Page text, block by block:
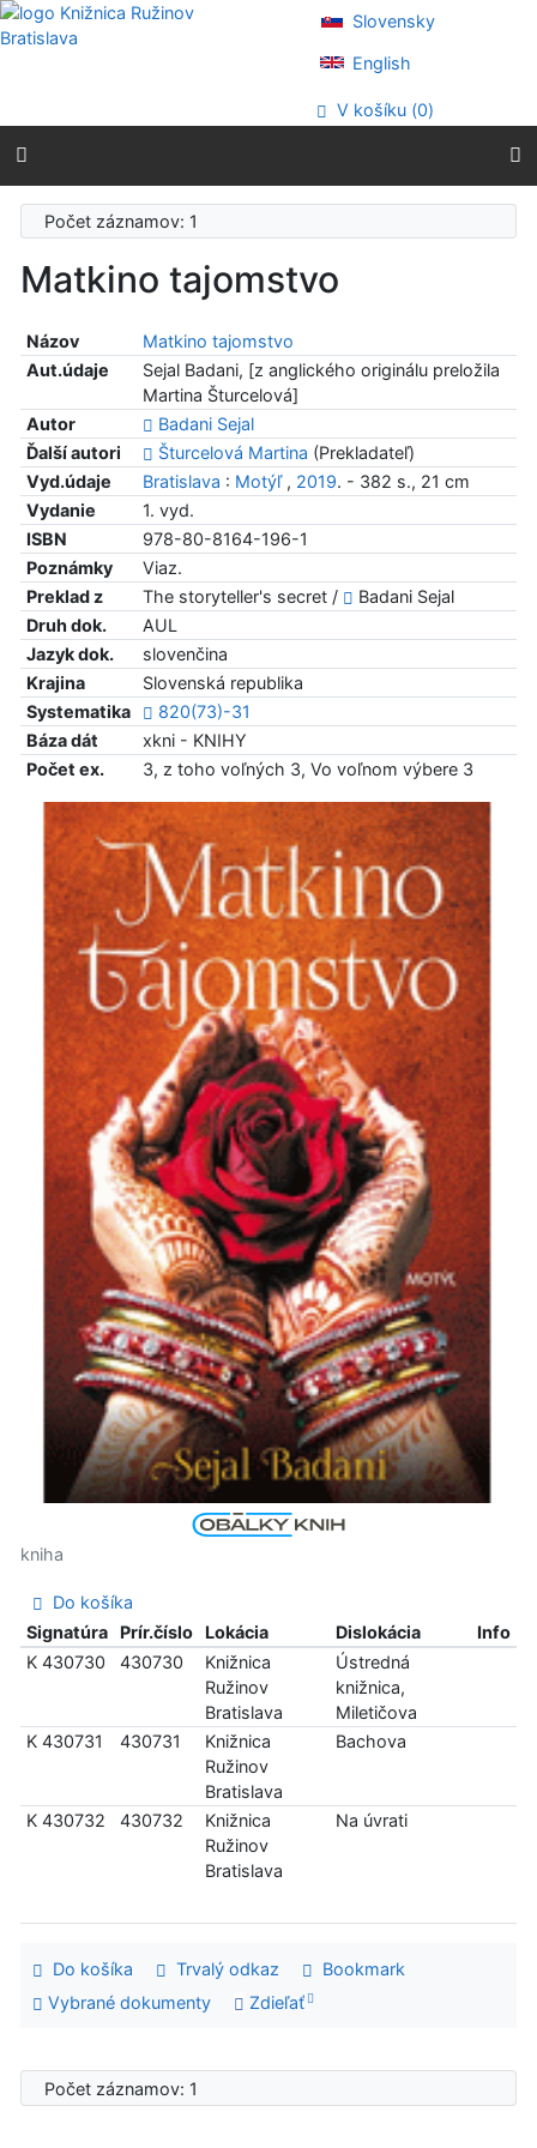
Prejsť na obsah
Prejsť na menu
Prehlásenie o webovej prístupnosti
Slovensky
English
V košíku (0)
Počet záznamov: 1
Matkino tajomstvo
Názov
Matkino tajomstvo
Aut.údaje
Sejal Badani, [z anglického originálu preložila
Martina Šturcelová]
Autor
Badani Sejal
Ďalší autori
Šturcelová Martina (Prekladateľ)
Vyd.údaje
Bratislava : Motýľ, 2019. - 382 s., 21 cm
Vydanie
1. vyd.
ISBN
978-80-8164-196-1
Poznámky
Viaz.
Preklad z
The storyteller's secret /
Badani Sejal
Druh dok.
AUL
Jazyk dok.
slovenčina
Krajina
Slovenská republika
Systematika
820(73)-31
Báza dát
xkni - KNIHY
Počet ex.
3, z toho voľných 3, Vo voľnom výbere 3
kniha
Do košíka
Signatúra
Prír.číslo Lokácia Dislokácia
Info
K 430730
430730
Knižnica
Ružinov
Bratislava
Ústredná
knižnica,
Miletičova
K 430731
430731
Knižnica
Ružinov
Bratislava
Bachova
K 430732 430732
Knižnica
Ružinov
Bratislava
Na úvrati
Do košíka Trvalý odkaz
Bookmark
Vybrané dokumenty
Zdieľať
Počet záznamov: 1